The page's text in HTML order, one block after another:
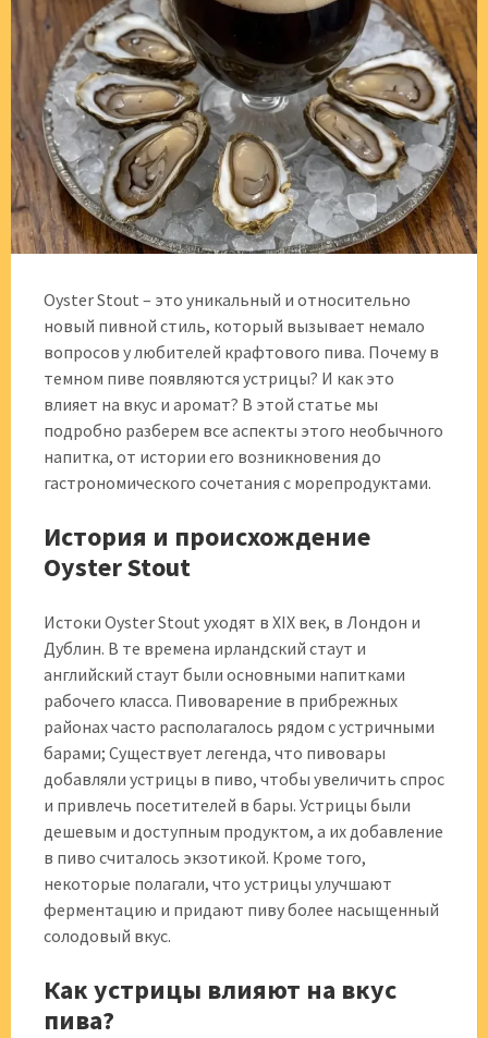
Oyster Stout – это уникальный и относительно
новый пивной стиль, который вызывает немало
вопросов у любителей крафтового пива. Почему в
темном пиве появляются устрицы? И как это
влияет на вкус и аромат? В этой статье мы
подробно разберем все аспекты этого необычного
напитка, от истории его возникновения до
гастрономического сочетания с морепродуктами.
История и происхождение
Oyster Stout
Истоки Oyster Stout уходят в XIX век, в Лондон и
Дублин. В те времена ирландский стаут и
английский стаут были основными напитками
рабочего класса. Пивоварение в прибрежных
районах часто располагалось рядом с устричными
барами; Существует легенда, что пивовары
добавляли устрицы в пиво, чтобы увеличить спрос
и привлечь посетителей в бары. Устрицы были
дешевым и доступным продуктом, а их добавление
в пиво считалось экзотикой. Кроме того,
некоторые полагали, что устрицы улучшают
ферментацию и придают пиву более насыщенный
солодовый вкус.
Как устрицы влияют на вкус
пива?